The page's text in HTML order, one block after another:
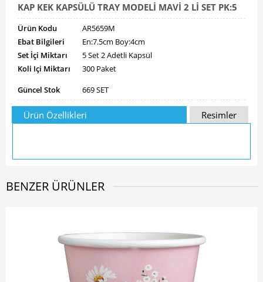
KAP KEK KAPSÜLÜ TRAY MODELİ MAVİ 2 Lİ SET PK:5
Ürün Kodu
AR5659M
Ebat Bilgileri
En:7.5cm Boy:4cm
Set İçi Miktarı
5 Set 2 Adetli Kapsül
Koli Içi Miktarı
300 Paket
Güncel Stok
669 SET
Ürün Özellikleri Resimler
BENZER ÜRÜNLER